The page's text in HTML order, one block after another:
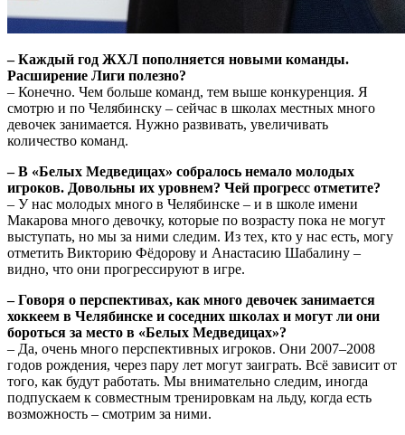
– Каждый год ЖХЛ пополняется новыми команды.
Расширение Лиги полезно?
– Конечно. Чем больше команд, тем выше конкуренция. Я
смотрю и по Челябинску – сейчас в школах местных много
девочек занимается. Нужно развивать, увеличивать
количество команд.
– В «Белых Медведицах» собралось немало молодых
игроков. Довольны их уровнем? Чей прогресс отметите?
– У нас молодых много в Челябинске – и в школе имени
Макарова много девочку, которые по возрасту пока не могут
выступать, но мы за ними следим. Из тех, кто у нас есть, могу
отметить Викторию Фёдорову и Анастасию Шабалину –
видно, что они прогрессируют в игре.
– Говоря о перспективах, как много девочек занимается
хоккеем в Челябинске и соседних школах и могут ли они
бороться за место в «Белых Медведицах»?
– Да, очень много перспективных игроков. Они 2007–2008
годов рождения, через пару лет могут заиграть. Всё зависит от
того, как будут работать. Мы внимательно следим, иногда
подпускаем к совместным тренировкам на льду, когда есть
возможность – смотрим за ними.